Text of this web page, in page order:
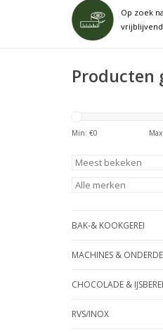
Op zoek
Producten
Min: €0
BAK-& KOOKGEREI
MACHINES &
CHOCOLADE &
RVS/INOX